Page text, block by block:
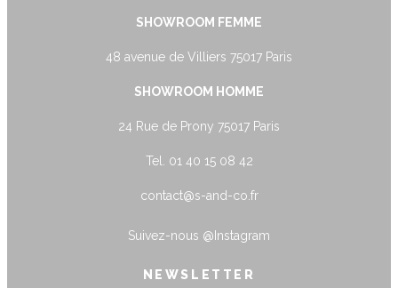
SHOWROOM FEMME
48 avenue de Villiers 75017 Paris
SHOWROOM HOMME
24 Rue de Prony 75017 Paris
Tel. 01 40 15 08 42
contact@s-and-co.fr
Suivez-nous @Instagram
NEWSLETTER